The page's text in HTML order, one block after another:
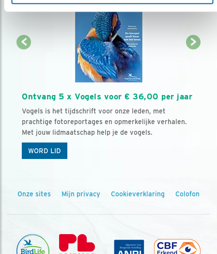
Ontvang 5 x Vogels voor € 36,00 per jaar
Vogels is het tijdschrift voor onze leden, met
prachtige fotoreportages en opmerkelijke verhalen.
Met jouw lidmaatschap help je de vogels.
WORD LID
Onze sites Mijn privacy Cookieverklaring Colofon